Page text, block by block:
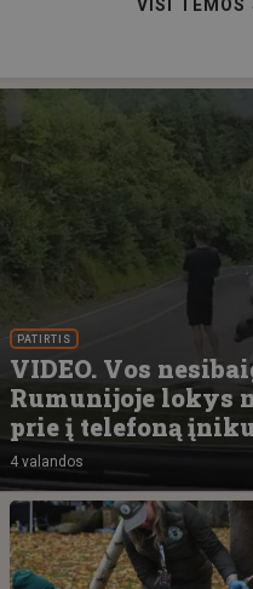
VISI TEMOS
PATIRTIS
VIDEO. Vos
Rumunijoje lokys
prie į telefoną
4 valandos